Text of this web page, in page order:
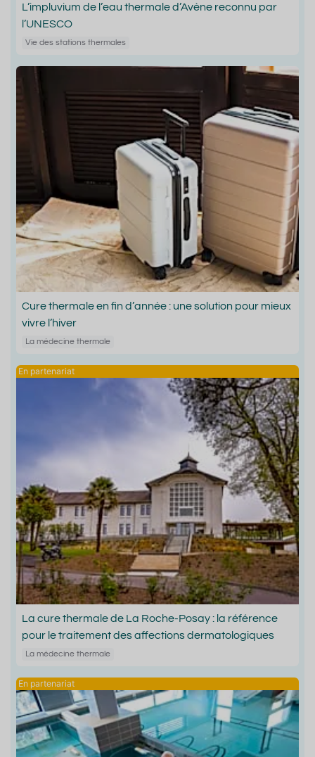
L’impluvium de l’eau thermale d’Avène reconnu par
l’UNESCO
Vie des stations thermales
Cure thermale en fin d’année : une solution pour mieux
vivre l’hiver
La médecine thermale
La cure thermale de La Roche-Posay : la référence
pour le traitement des affections dermatologiques
La médecine thermale